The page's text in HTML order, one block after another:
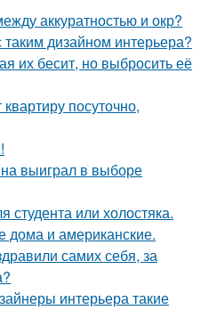
аккуратностью и окр?
дизайном интерьера?
их бесит, но выбросить её
посуточно,
выиграл в выборе
студента или холостяка.
дома и американские.
самих себя, за
интерьера такие